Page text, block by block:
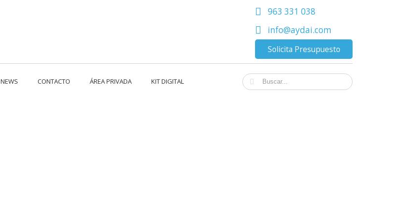
963 331 038
info@aydai.com
Solicita Presupuesto
NEWS CONTACTO ÁREA PRIVADA KIT DIGITAL